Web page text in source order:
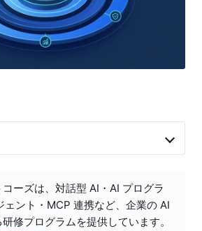
ーズは、対話型 AI・AI プログラ
ェント・MCP 連携など、企業の AI
修プログラムを提供しています。